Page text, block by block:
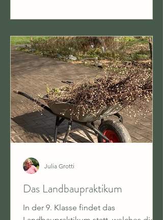
Das Landbaupraktikum
In der 9. Klasse findet das
Julia Grotti